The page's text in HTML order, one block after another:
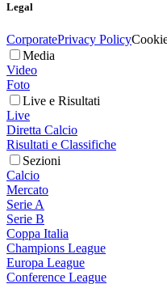
Legal
CorporatePrivacy Policy
Media
Video
Foto
Live e Risultati
Live
Diretta Calcio
Risultati e Classifiche
Sezioni
Calcio
Mercato
Serie A
Serie B
Coppa Italia
Champions League
Europa League
Conference League